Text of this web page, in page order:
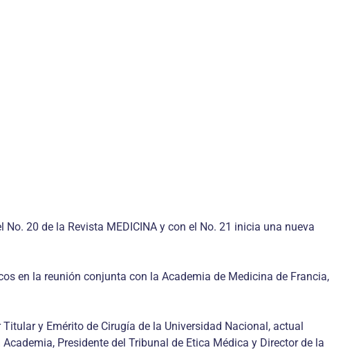
20 de la Revista MEDICINA y con el No. 21 inicia una nueva
en la reunión conjunta con la Academia de Medicina de Francia,
y Emérito de Cirugía de la Universidad Nacional, actual
Presidente del Tribunal de Etica Médica y Director de la